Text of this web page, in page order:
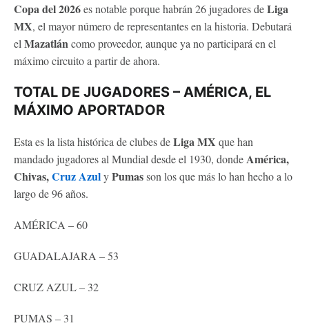
Copa del 2026es notable porque habrán 26 jugadores deLiga
MX, el mayor número de representantes en la historia. Debutará
elMazatláncomo proveedor, aunque ya no participará en el
máximo circuito a partir de ahora.
TOTAL DE JUGADORES – AMÉRICA, EL
MÁXIMO APORTADOR
Esta es la lista histórica de clubes deLiga MX que han
mandado jugadores al Mundial desde el 1930, dondeAmérica,
Chivas,Cruz AzulyPumasson los que más lo han hecho a lo
largo de 96 años.
AMÉRICA – 60
GUADALAJARA – 53
CRUZ AZUL – 32
PUMAS – 31